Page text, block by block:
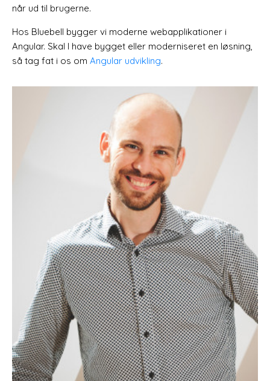
når ud til brugerne.
Hos Bluebell bygger vi moderne webapplikationer i
Angular. Skal I have bygget eller moderniseret en løsning,
så tag fat i os om Angular udvikling.